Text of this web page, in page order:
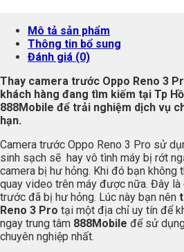
Mô tả sản phẩm
Thông tin bổ sung
Đánh giá (0)
Thay camera trước Oppo Reno 3
khách hàng đang tìm kiếm tại Tp
888Mobile để trải nghiệm dịch vụ
hạn.
Camera trước Oppo Reno 3 Pro sử
sinh sạch sẽ hay vô tình máy bị rớt
camera bị hư hỏng. Khi đó bạn không
quay video trên máy được nữa. Đây là
trước đã bị hư hỏng. Lúc này bạn nên
Reno 3 Pro tại một địa chỉ uy tín để
ngay trung tâm 888Mobile để sử
chuyên nghiệp nhất.